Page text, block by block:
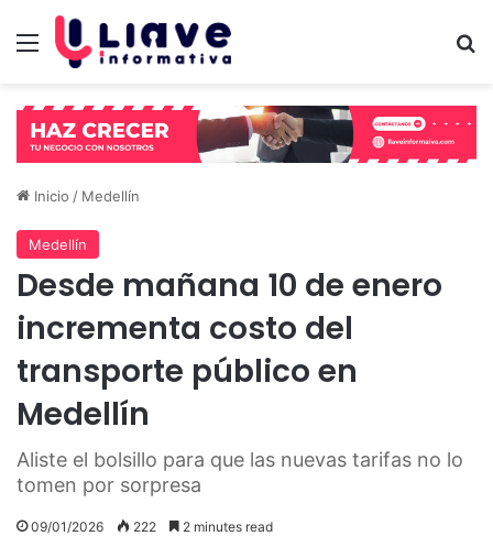
Menú
Inicio / Medellín
Medellín
Desde mañana 10 de enero
incrementa costo del
transporte público en
Medellín
Aliste el bolsillo para que las nuevas tarifas no lo
tomen por sorpresa
09/01/2026 222 2 minutes read